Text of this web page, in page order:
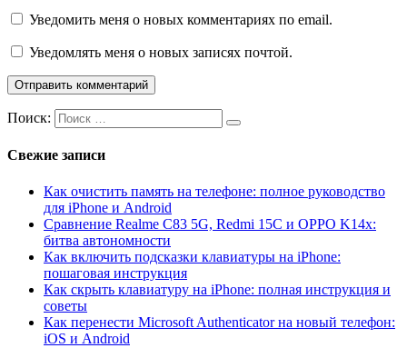
Уведомить меня о новых комментариях по email.
Уведомлять меня о новых записях почтой.
Поиск:
Свежие записи
Как очистить память на телефоне: полное руководство
для iPhone и Android
Сравнение Realme C83 5G, Redmi 15C и OPPO K14x:
битва автономности
Как включить подсказки клавиатуры на iPhone:
пошаговая инструкция
Как скрыть клавиатуру на iPhone: полная инструкция и
советы
Как перенести Microsoft Authenticator на новый телефон:
iOS и Android